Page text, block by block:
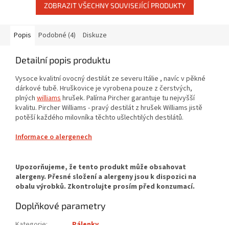
ZOBRAZIT VŠECHNY SOUVISEJÍCÍ PRODUKTY
Popis Podobné (4) Diskuze
Detailní popis produktu
Vysoce kvalitní ovocný destilát ze severu Itálie , navíc v pěkné
dárkové tubě. Hruškovice je vyrobena pouze z čerstvých,
plných williams hrušek. Palírna Pircher garantuje tu nejvyšší
kvalitu. Pircher Williams - pravý destilát z hrušek Williams jistě
potěší každého milovníka těchto ušlechtilých destilátů.
Informace o alergenech
Doplňkové parametry